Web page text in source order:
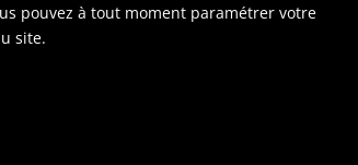
pouvez à tout moment paramétrer votre
site.